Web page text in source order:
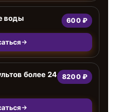
воды 600 ₽
более 24
8200 ₽